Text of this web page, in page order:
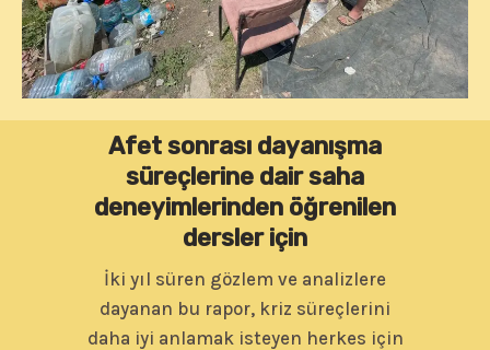
Afet sonrası dayanışma
süreçlerine dair saha
deneyimlerinden öğrenilen
dersleriçin
İki yıl süren gözlem ve analizlere
dayanan bu rapor, kriz süreçlerini
daha iyi anlamak isteyen herkes için